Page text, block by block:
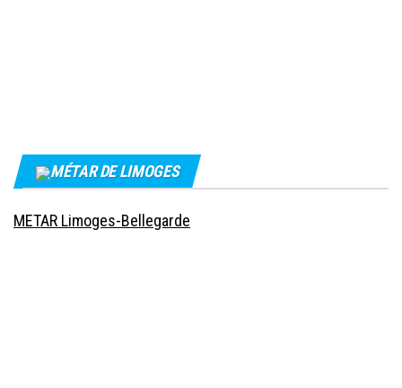
MÉTAR DE LIMOGES
METAR Limoges-Bellegarde